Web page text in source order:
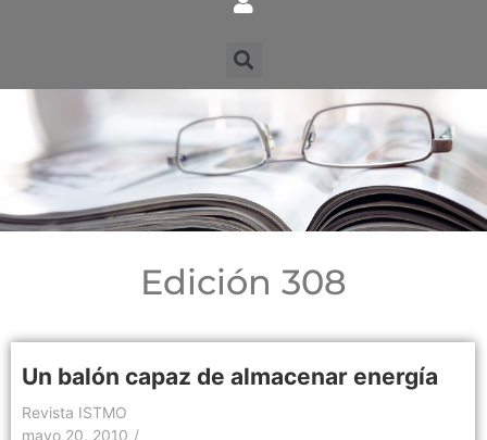
Edición 308
Un balón capaz de almacenar energía
Revista ISTMO
mayo 20, 2010 /